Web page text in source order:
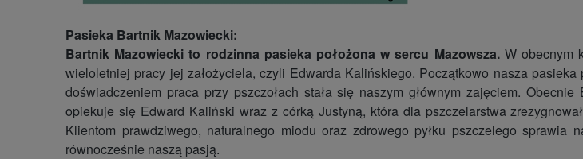
Pasieka Bartnik Mazowiecki:
Bartnik Mazowiecki to rodzinna pasieka położona w sercu Mazowsza.W obecnym
wieloletniej pracy jej założyciela, czyli Edwarda Kalińskiego. Początkowo nasza
doświadczeniem praca przy pszczołach stała się naszym głównym zajęciem.
opiekuje się Edward Kaliński wraz z córką Justyną, która dla pszczelarstwa
Klientom prawdziwego, naturalnego miodu oraz zdrowego pyłku pszczelego
równocześnie naszą pasją.